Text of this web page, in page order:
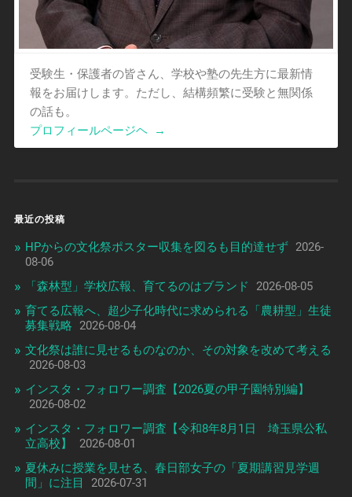
受験生・保護者の皆さん、学校や塾の先生方に最新情
報をお届けします。ただし、結構頻繁に受験と無関係
の話も。
プロフィールページヘ
→
最近の投稿
HPからの文化祭ポスター収集を図るも目的達せず 2026-
08-06
「森林型」学校広報、育てるのはブランド
2026-08-05
育てる広報へ、超少子化時代に求められる「農耕型」生徒
募集戦略
2026-08-04
文化祭は誰に見せるものなのか、その対象を改めて考える
2026-08-03
インスタ・フォロワー調査【2026夏の甲子園特別編】
2026-08-02
インスタ・フォロワー調査【令和8年8月1日 埼玉県公私
立高校】
2026-08-01
夏休みに授業を見せる、春日部女子の「夏期講習見学週
間」に注目
2026-07-31